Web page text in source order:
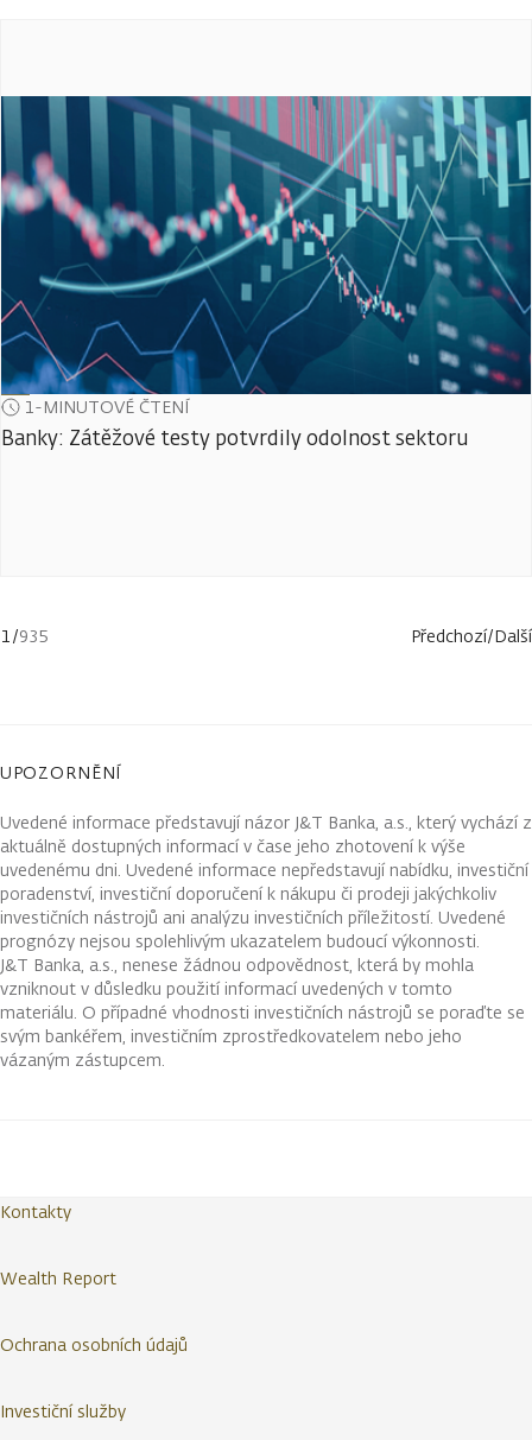
1-MINUTOVÉ ČTENÍ
Banky: Zátěžové testy potvrdily odolnost sektoru
1/935 Předchozí/Další
UPOZORNĚNÍ
Uvedené informace představují názor J&T Banka, a.s., který vychází z
aktuálně dostupných informací v čase jeho zhotovení k výše
uvedenému dni. Uvedené informace nepředstavují nabídku, investiční
poradenství, investiční doporučení k nákupu či prodeji jakýchkoliv
investičních nástrojů ani analýzu investičních příležitostí. Uvedené
prognózy nejsou spolehlivým ukazatelem budoucí výkonnosti.
J&T Banka, a.s., nenese žádnou odpovědnost, která by mohla
vzniknout v důsledku použití informací uvedených v tomto
materiálu. O případné vhodnosti investičních nástrojů se poraďte se
svým bankéřem, investičním zprostředkovatelem nebo jeho
vázaným zástupcem.
Kontakty
Wealth Report
Ochrana osobních údajů
Investiční služby